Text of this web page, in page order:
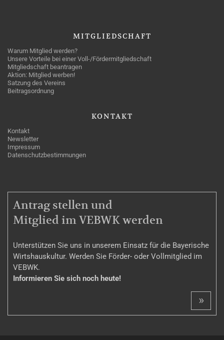
MITGLIEDSCHAFT
Warum Mitglied werden?
Unsere Vorteile bei einer Voll-/Fördermitgliedschaft
Mitgliedschaft beantragen
Aktion: Mitglied werben!
Satzung des Vereins
Beitragsordnung
KONTAKT
Kontakt
Newsletter
Impressum
Datenschutzbestimmungen
MITGLIEDSCHAFT
Antrag stellen und
Mitglied im VEBWK werden
Unterstützen Sie uns in unserem Einsatz für die Bayerische
Wirtshauskultur. Werden Sie Förder- oder Vollmitglied im
VEBWK.
Informieren Sie sich noch heute!
»